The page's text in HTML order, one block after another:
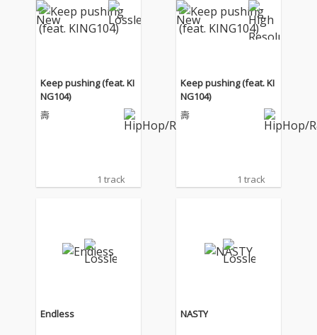
Keep pushing (feat. KI
NG104)
壽
1 track
Keep pushing (feat. KI
NG104)
壽
1 track
Endless NASTY